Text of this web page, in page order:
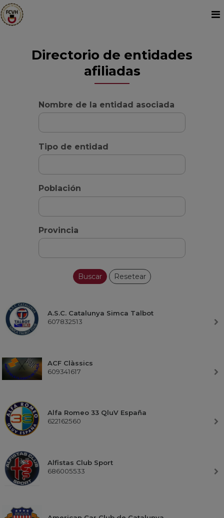
Directorio de entidades
afiliadas
Nombre de la entidad asociada
Tipo de entidad
Población
Provincia
A.S.C. Catalunya Simca Talbot
607832513
ACF Clàssics
609341617
Alfa Romeo 33 QluV España
622162560
Alfistas Club Sport
686005533